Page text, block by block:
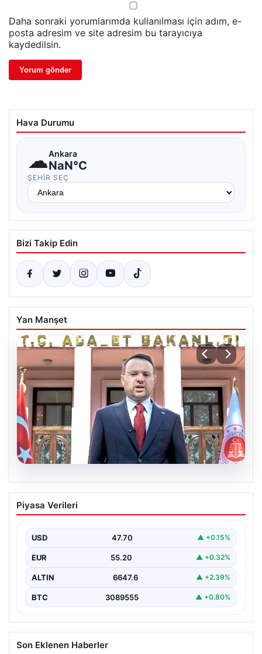
Daha sonraki yorumlarımda kullanılması için adım, e-
posta adresim ve site adresim bu tarayıcıya
kaydedilsin.
Hava Durumu
☁Ankara
NaN°C
ŞEHIR SEÇ
Bizi Takip Edin
Yan Manşet
Bakan Gürlek’ten Çerçeve Yasa
Açıklaması: Hukuk Devleti İlkeleri
Adalet Bakanı Akın Gürlek, Türkiye’nin terörden
yeni çerçeve…
Piyasa Verileri
USD 47.70 ▲ +0.15%
EUR 55.20 ▲ +0.32%
ALTIN 6647.6 ▲ +2.39%
BTC 3089555 ▲ +0.80%
Son Eklenen Haberler